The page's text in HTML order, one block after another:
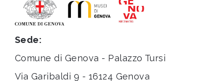
Sede:
Comune di Genova - Palazzo Tursi
Via Garibaldi 9 - 16124 Genova